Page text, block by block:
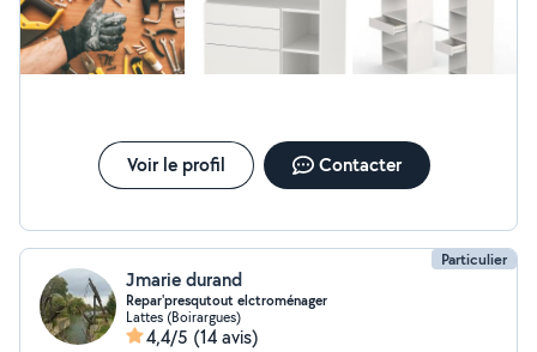
Création de crédence personnalisé cuisine et salle de
bain (sur devis) - Pose parquet - Plomberie - Pose
faïence murale et carrelage - Réparation trou dans le
extérieur
Voir le profil Contacter
Particulier
Jmarie durand
Repar'presqutout elctroménager
Lattes (Boirargues)
4,4/5 (14 avis)